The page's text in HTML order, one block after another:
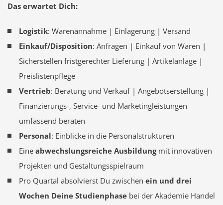
Das erwartet Dich:
Logistik: Warenannahme | Einlagerung | Versand
Einkauf/Disposition: Anfragen | Einkauf von Waren |
Sicherstellen fristgerechter Lieferung | Artikelanlage |
Preislistenpflege
Vertrieb: Beratung und Verkauf | Angebotserstellung |
Finanzierungs-, Service- und Marketingleistungen
umfassend beraten
Personal: Einblicke in die Personalstrukturen
Eine abwechslungsreiche Ausbildungmit innovativen
Projekten und Gestaltungsspielraum
Pro Quartal absolvierst Du zwischen ein und drei
Wochen Deine Studienphasebei der Akademie Handel